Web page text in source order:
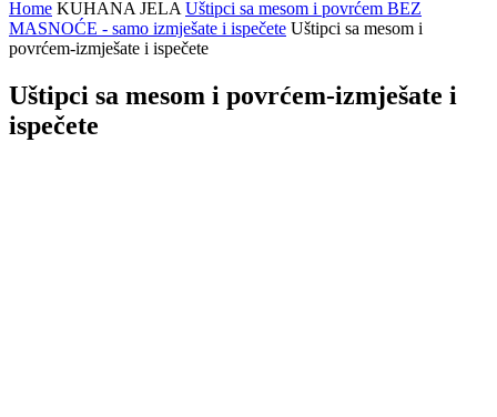
Home KUHANA JELA Uštipci sa mesom i povrćem BEZ
MASNOĆE - samo izmješate i ispečete Uštipci sa mesom i
povrćem-izmješate i ispečete
Uštipci sa mesom i povrćem-izmješate i
ispečete